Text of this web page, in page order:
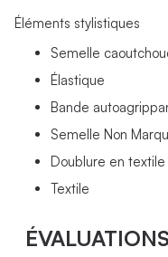
Éléments stylistiques
Semelle
Élastique
Bande
Semelle Non
Doublure en textile
Textile
ÉVALUATIONS